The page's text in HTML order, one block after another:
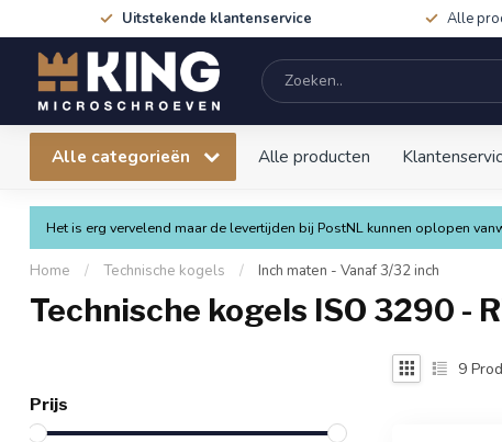
Uitstekende klantenservice Alle
Alle categorieën Alle producten
Het is erg vervelend maar de levertijden bij PostNL kunnen oplopen
Home / Technische kogels / Inch maten - Vanaf 3/32 inch
Technische kogels ISO 3290 -
Prijs
9